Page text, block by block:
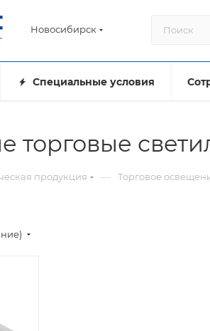
Новосибирск
Специальные условия
торговые
продукция — Торговое